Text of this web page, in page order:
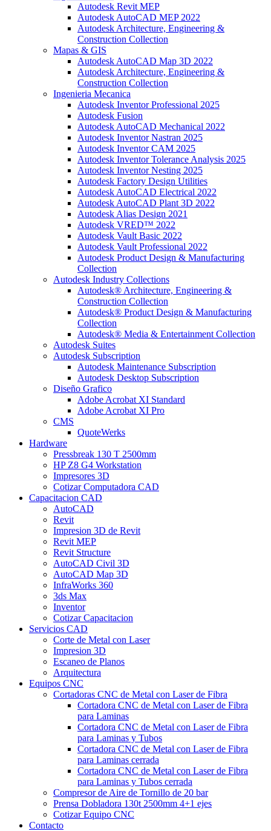
Autodesk Revit MEP
Autodesk AutoCAD MEP 2022
Autodesk Architecture, Engineering &
Construction Collection
Mapas & GIS
Autodesk AutoCAD Map 3D 2022
Autodesk Architecture, Engineering &
Construction Collection
Ingenieria Mecanica
Autodesk Inventor Professional 2025
Autodesk Fusion
Autodesk AutoCAD Mechanical 2022
Autodesk Inventor Nastran 2025
Autodesk Inventor CAM 2025
Autodesk Inventor Tolerance Analysis 2025
Autodesk Inventor Nesting 2025
Autodesk Factory Design Utilities
Autodesk AutoCAD Electrical 2022
Autodesk AutoCAD Plant 3D 2022
Autodesk Alias Design 2021
Autodesk VRED™ 2022
Autodesk Vault Basic 2022
Autodesk Vault Professional 2022
Autodesk Product Design & Manufacturing
Collection
Autodesk Industry Collections
Autodesk® Architecture, Engineering &
Construction Collection
Autodesk® Product Design & Manufacturing
Collection
Autodesk® Media & Entertainment Collection
Autodesk Suites
Autodesk Subscription
Autodesk Maintenance Subscription
Autodesk Desktop Subscription
Diseño Grafico
Adobe Acrobat XI Standard
Adobe Acrobat XI Pro
CMS
QuoteWerks
Hardware
Pressbreak 130 T 2500mm
HP Z8 G4 Workstation
Impresores 3D
Cotizar Computadora CAD
Capacitacion CAD
AutoCAD
Revit
Impresion 3D de Revit
Revit MEP
Revit Structure
AutoCAD Civil 3D
AutoCAD Map 3D
InfraWorks 360
3ds Max
Inventor
Cotizar Capacitacion
Servicios CAD
Corte de Metal con Laser
Impresion 3D
Escaneo de Planos
Arquitectura
Equipos CNC
Cortadoras CNC de Metal con Laser de Fibra
Cortadora CNC de Metal con Laser de Fibra
para Laminas
Cortadora CNC de Metal con Laser de Fibra
para Laminas y Tubos
Cortadora CNC de Metal con Laser de Fibra
para Laminas cerrada
Cortadora CNC de Metal con Laser de Fibra
para Laminas y Tubos cerrada
Compresor de Aire de Tornillo de 20 bar
Prensa Dobladora 130t 2500mm 4+1 ejes
Cotizar Equipo CNC
Contacto